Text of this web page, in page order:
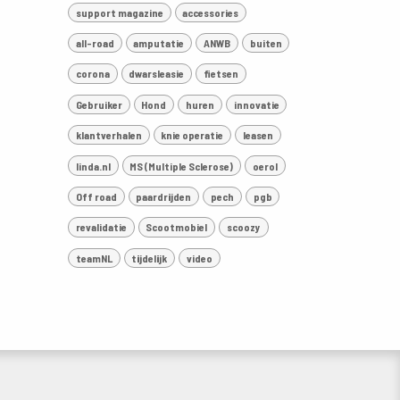
support magazine accessories
all-road amputatie ANWB buiten
corona dwarsleasie fietsen
Gebruiker Hond huren innovatie
klantverhalen knie operatie leasen
linda.nl MS (Multiple Sclerose) oerol
Off road paardrijden pech pgb
revalidatie Scootmobiel scoozy
teamNL tijdelijk video